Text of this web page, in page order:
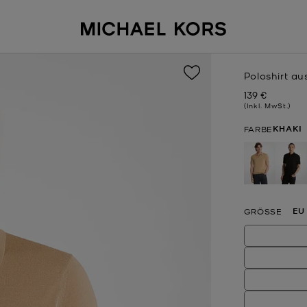
Poloshirt
Jetzt
139 €
(Inkl. MwSt.)
FARBEKHAKI
GRÖSSE EU